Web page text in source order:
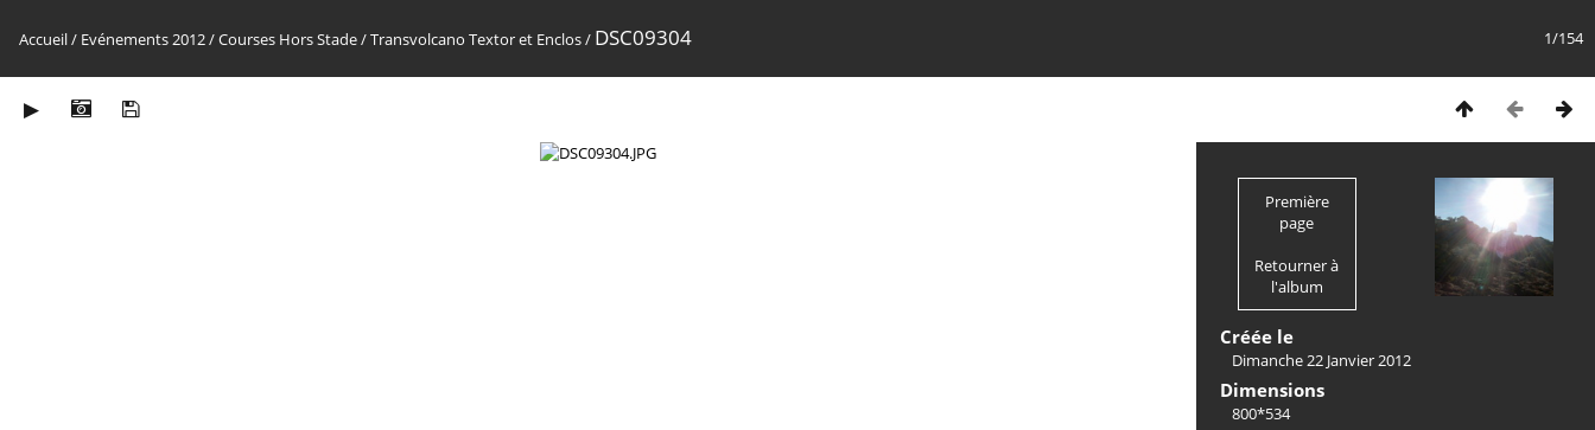
1/154
Accueil/ Evénements 2012/Courses Hors Stade/Transvolcano Textor et Enclos/ DSC09304
Première
page
Retourner à
l'album
Créée le
Dimanche 22 Janvier 2012
Dimensions
800*534